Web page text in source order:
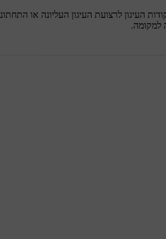
העיגון לרצועת העיגון העליונה או
למקומה.